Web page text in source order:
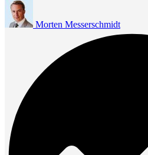
Morten Messerschmidt